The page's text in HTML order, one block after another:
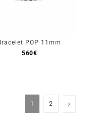
POP 11mm
560€
1 2